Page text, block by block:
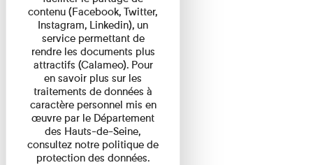
contenu (Facebook, Twitter,
Instagram, Linkedin), un
service permettant de
rendre les documents plus
attractifs (Calameo). Pour
en savoir plus sur les
traitements de données à
caractère personnel mis en
œuvre par le Département
des Hauts-de-Seine,
consultez notre politique de
protection des données.